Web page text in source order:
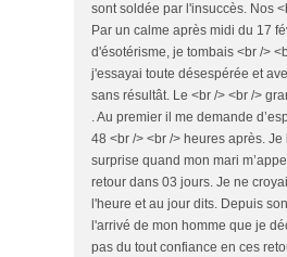
sont soldée par l'insuccès. Nos
Par un calme après midi du 17
d'ésotérisme, je tombais <br />
j'essayai toute désespérée et
sans résultât. Le <br /> <br />
. Au premier il me demande
48 <br /> <br /> heures après.
surprise quand mon mari
retour dans 03 jours. Je ne
l'heure et au jour dits. Depuis
l'arrivé de mon homme que je
pas du tout confiance en ces